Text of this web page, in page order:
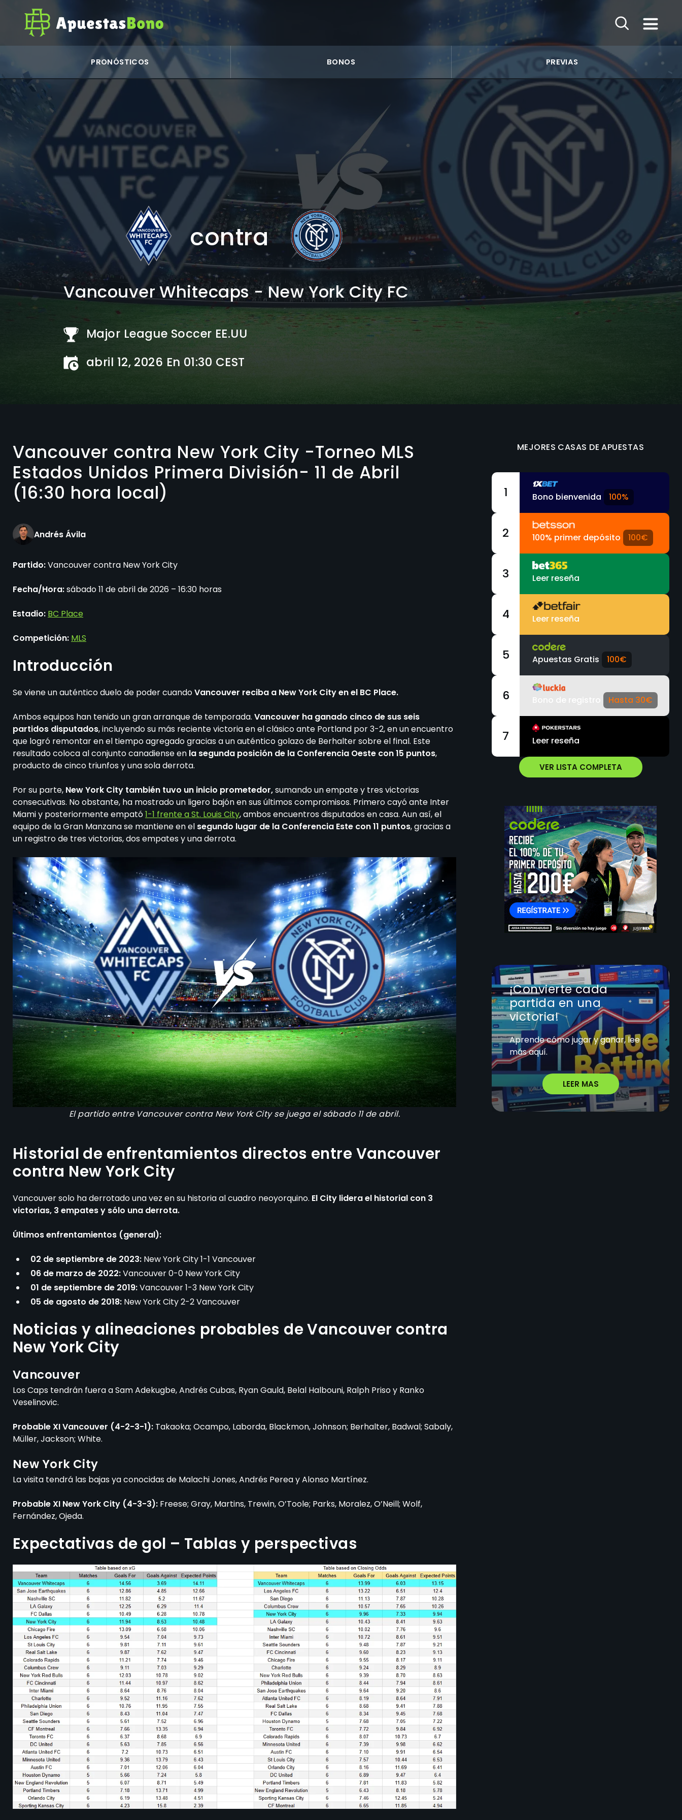
PRONÓSTICOS BONOS PREVIAS
contra
Vancouver Whitecaps - New York City FC
Major League Soccer EE.UU
abril 12, 2026 En 01:30 CEST
Vancouver contra New York City -Torneo MLS
Estados Unidos Primera División- 11 de Abril
(16:30 hora local)
Andrés Ávila
Partido:Vancouver contra New York City
Fecha/Hora:sábado 11 de abril de 2026 – 16:30 horas
Estadio: BC Place
Competición: MLS
Introducción
Se viene un auténtico duelo de poder cuandoVancouver reciba a New York City en el BC Place.
Ambos equipos han tenido un gran arranque de temporada. Vancouver ha ganado cinco de sus seis
partidos disputados, incluyendo su más reciente victoria en el clásico ante Portland por 3-2, en un encuentro
que logró remontar en el tiempo agregado gracias a un auténtico golazo de Berhalter sobre el final. Este
resultado coloca al conjunto canadiense en la segunda posición de la Conferencia Oeste con 15 puntos,
producto de cinco triunfos y una sola derrota.
Por su parte, New York City también tuvo un inicio prometedor,sumando un empate y tres victorias
consecutivas. No obstante, ha mostrado un ligero bajón en sus últimos compromisos. Primero cayó ante Inter
Miami y posteriormente empató1-1 frente a St. Louis City, ambos encuentros disputados en casa. Aun así, el
equipo de la Gran Manzana se mantiene en el segundo lugar de la Conferencia Este con 11 puntos, gracias a
un registro de tres victorias, dos empates y una derrota.
El partido entre Vancouver contra New York City se juega el sábado 11 de abril.
Historial de enfrentamientos directos entre Vancouver
contra New York City
Vancouver solo ha derrotado una vez en su historia al cuadro neoyorquino. El City lidera el historial con 3
victorias, 3 empates y sólo una derrota.
Últimos enfrentamientos (general):
02 de septiembre de 2023: New York City 1-1 Vancouver
06 de marzo de 2022:Vancouver 0-0 New York City
01 de septiembre de 2019:Vancouver 1-3 New York City
05 de agosto de 2018: New York City 2-2 Vancouver
Noticias y alineaciones probables de Vancouver contra
New York City
Vancouver
Los Caps tendrán fuera a Sam Adekugbe, Andrés Cubas, Ryan Gauld, Belal Halbouni, Ralph Priso y Ranko
Veselinovic.
Probable XI Vancouver (4-2-3-1): Takaoka; Ocampo, Laborda, Blackmon, Johnson; Berhalter, Badwal; Sabaly,
Müller, Jackson; White.
New York City
La visita tendrá las bajas ya conocidas de Malachi Jones, Andrés Perea y Alonso Martínez.
Probable XI New York City (4-3-3): Freese; Gray, Martins, Trewin, O’Toole; Parks, Moralez, O’Neill; Wolf,
Fernández, Ojeda.
Expectativas de gol – Tablas y perspectivas
MEJORES CASAS DE APUESTAS
1 Bono bienvenida 100%
2 100% primer depósito 100€
3 Leer reseña
4 Leer reseña
5 Apuestas Gratis 100€
6 Hasta 30€
7 Leer reseña
VER LISTA COMPLETA
¡Convierte cada
partida en una
victoria!
Aprende cómo jugar y ganar, lee
más aquí.
LEER MAS